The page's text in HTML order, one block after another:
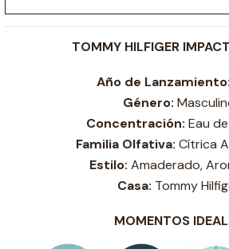
TOMMY HILFIGER
Año de Lanzamiento:
Género:
Concentración: Eau
Familia Olfativa: Cítrica
Estilo: Amaderado,
Casa: Tommy
MOMENTOS